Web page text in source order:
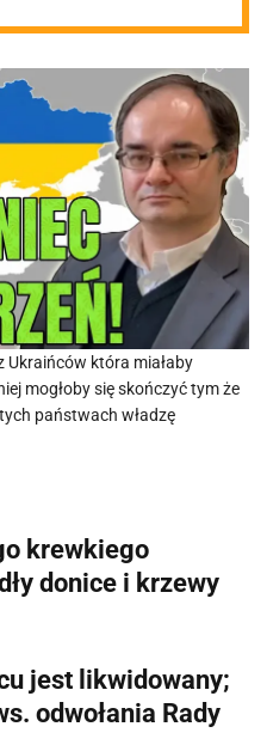
Ukraińców która miałaby
mogłoby się skończyć tym że
państwach władzę
krewkiego
donice i krzewy
jest likwidowany;
odwołania Rady